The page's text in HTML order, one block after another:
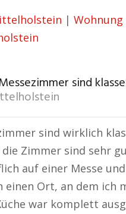
|
sind
sind wirklich
Zimmer sind sehr
auf einer Messe
einen Ort, an dem ich
war komplett